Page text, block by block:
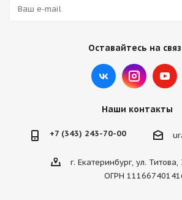
Оставайтесь на
Наши контакты
+7 (343) 243-70-00
г. Екатеринбург, ул.
ОГРН